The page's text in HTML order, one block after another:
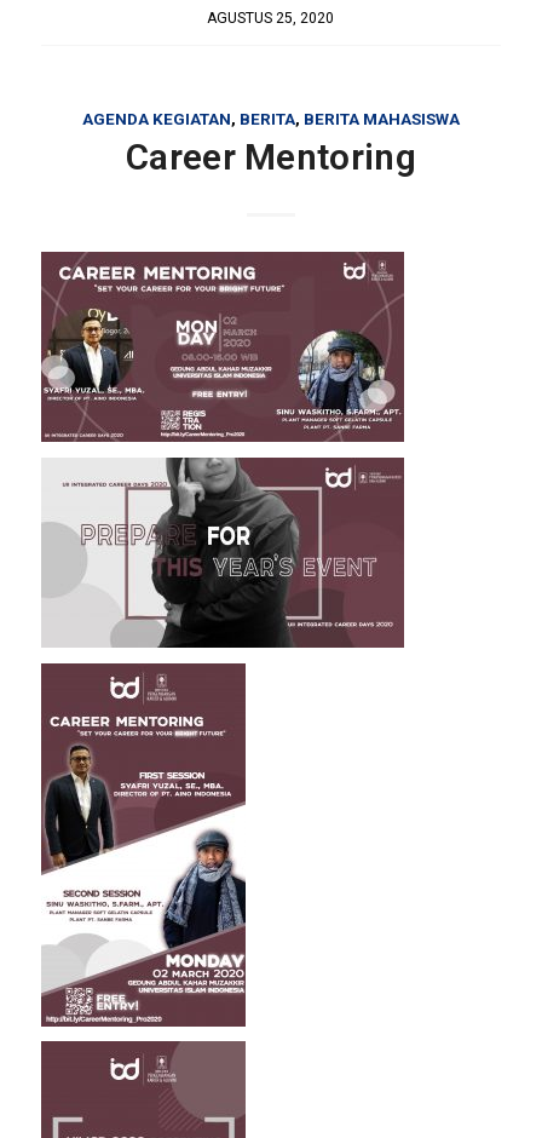
AGUSTUS 25, 2020
AGENDA KEGIATAN, BERITA, BERITA MAHASISWA
Career Mentoring